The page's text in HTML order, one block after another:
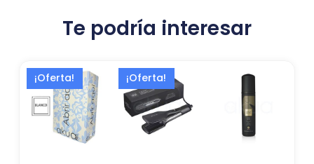
Te podría interesar
¡Oferta!
El
precio
original
era:
30,99 €.
El
precio
actual
es:
27,99 €.
¡Oferta!
precio
original
era:
precio
actual
es: